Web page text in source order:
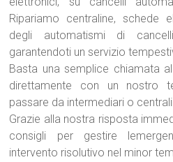
Ripariamo centraline, schede
degli automatismi di
garantendoti un servizio
Basta una semplice chiamata
direttamente con un nostro
passare da intermediari o
Grazie alla nostra risposta
consigli per gestire
intervento risolutivo nel minor